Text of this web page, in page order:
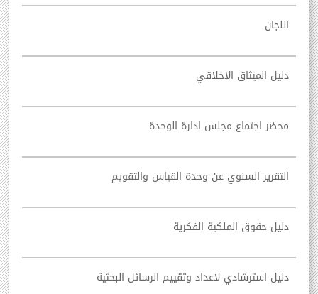
اللجان
دليل الميثاق الاخلاقي
محضر اجتماع مجلس ادارة الوحدة
التقرير السنوي عن وحدة القياس والتقويم
دليل حقوق الملكية الفكرية
دليل استرشادي لاعداد وتقييم الرسائل البحثية